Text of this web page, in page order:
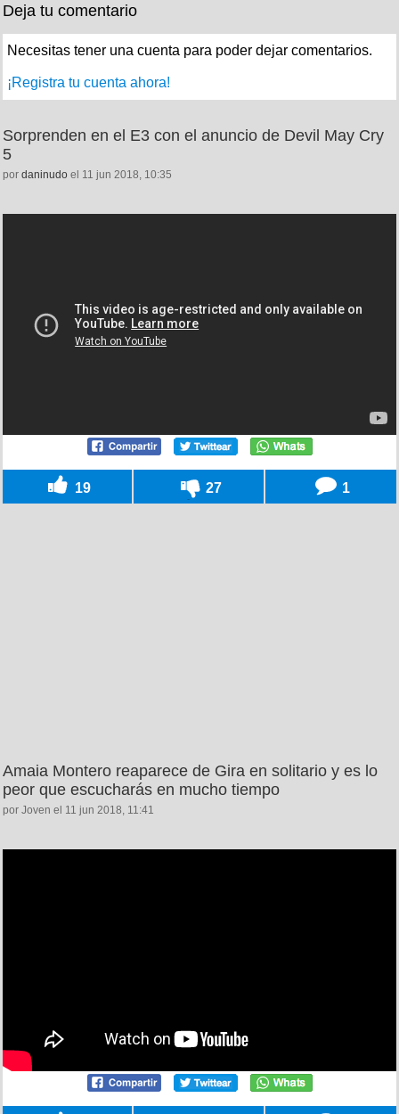
Deja tu comentario
Necesitas tener una cuenta para poder dejar comentarios.
¡Registra tu cuenta ahora!
Sorprenden en el E3 con el anuncio de Devil May Cry
5
por daninudo el 11 jun 2018, 10:35
19 27 1
Amaia Montero reaparece de Gira en solitario y es lo
peor que escucharás en mucho tiempo
por Joven el 11 jun 2018, 11:41